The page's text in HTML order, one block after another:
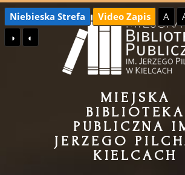
Przejdź
do
treści
Przejdź
do
menu
Niebieska Strefa Video Zapis A
◑
◐
MIEJSKA
BIBLIOTEKA
PUBLICZNA
JERZEGO
KIELCACH